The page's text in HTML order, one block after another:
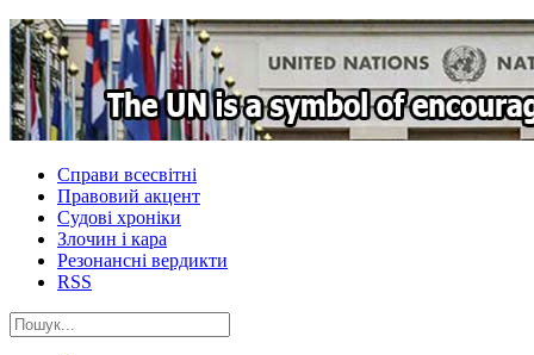
Справи всесвітні
Правовий акцент
Судові хроніки
Злочин і кара
Резонансні вердикти
RSS